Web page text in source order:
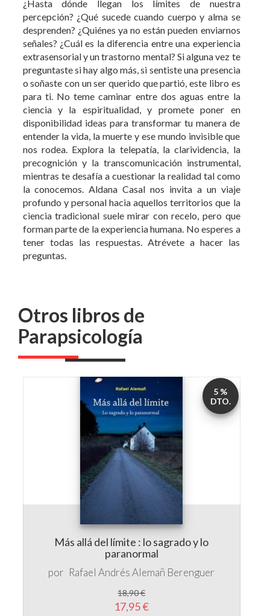
percepción? ¿Qué sucede cuando cuerpo y alma se
desprenden? ¿Quiénes ya no están pueden enviarnos
señales? ¿Cuál es la diferencia entre una experiencia
extrasensorial y un trastorno mental? Si alguna vez te
preguntaste si hay algo más, si sentiste una presencia
o soñaste con un ser querido que partió, este libro es
para ti. No teme caminar entre dos aguas entre la
ciencia y la espiritualidad, y promete poner en
disponibilidad ideas para transformar tu manera de
entender la vida, la muerte y ese mundo invisible que
nos rodea. Explora la telepatía, la clarividencia, la
precognición y la transcomunicación instrumental,
mientras te desafía a cuestionar la realidad tal como
la conocemos. Aldana Casal nos invita a un viaje
profundo y personal hacia aquellos territorios que la
ciencia tradicional suele mirar con recelo, pero que
forman parte de la experiencia humana. No esperes a
tener todas las respuestas. Atrévete a hacer las
preguntas.
Otros libros de
Parapsicología
Más allá del límite : lo sagrado y lo
paranormal
Rafael Andrés Alemañ Berenguer
17,95 €
5 %
DTO.